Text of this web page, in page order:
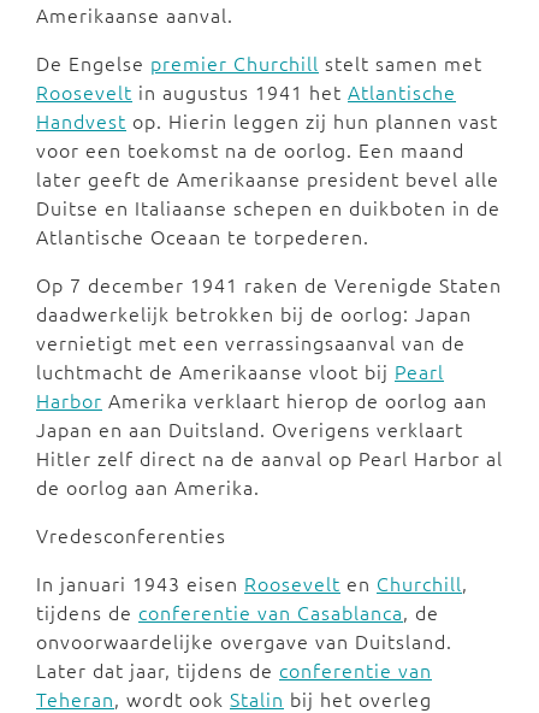
Amerikaanse aanval.
De Engelse premier Churchill stelt samen met
Roosevelt in augustus 1941 het Atlantische
Handvest op. Hierin leggen zij hun plannen vast
voor een toekomst na de oorlog. Een maand
later geeft de Amerikaanse president bevel alle
Duitse en Italiaanse schepen en duikboten in de
Atlantische Oceaan te torpederen.
Op 7 december 1941 raken de Verenigde Staten
daadwerkelijk betrokken bij de oorlog: Japan
vernietigt met een verrassingsaanval van de
luchtmacht de Amerikaanse vloot bij Pearl
Harbor Amerika verklaart hierop de oorlog aan
Japan en aan Duitsland. Overigens verklaart
Hitler zelf direct na de aanval op Pearl Harbor al
de oorlog aan Amerika.
Vredesconferenties
In januari 1943 eisen Roosevelt en Churchill,
tijdens de conferentie van Casablanca, de
onvoorwaardelijke overgave van Duitsland.
Later dat jaar, tijdens de conferentie van
Teheran, wordt ook Stalin bij het overleg